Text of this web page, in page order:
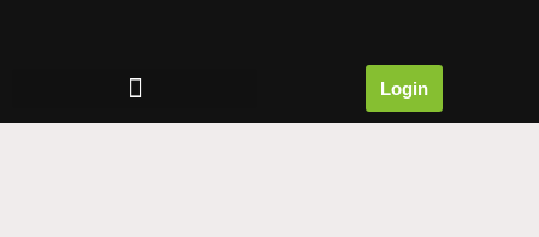
Login